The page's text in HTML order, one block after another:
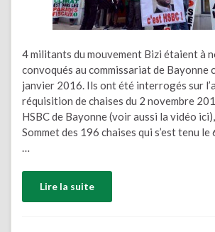
4 militants du mouvement Bizi étaient à
convoqués au commissariat de Bayonne
janvier 2016. Ils ont été interrogés sur
réquisition de chaises du 2 novembre
HSBC de Bayonne (voir aussi la vidéo
Sommet des 196 chaises qui s’est tenu
Lire la suite